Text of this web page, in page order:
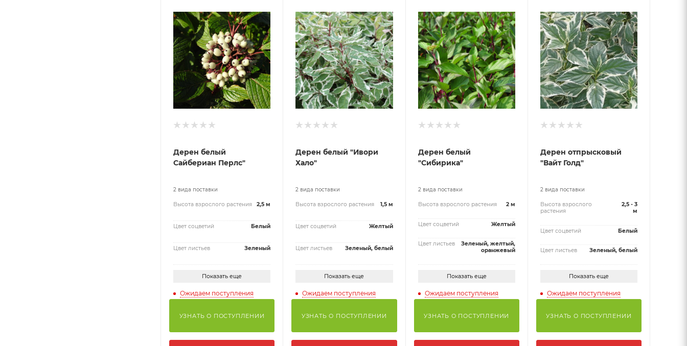
Дерен белый
Сайбериан Перлс"
2 вида поставки
Высота взрослого растения 2,5 м
Цвет соцветий Белый
Цвет листьев Зеленый
Показать еще
Ожидаем поступления
УЗНАТЬ О ПОСТУПЛЕНИИ
Дерен белый "Ивори
Хало"
2 вида поставки
Высота взрослого растения 1,5 м
Цвет соцветий Желтый
Цвет листьев Зеленый, белый
Показать еще
Ожидаем поступления
УЗНАТЬ О ПОСТУПЛЕНИИ
Дерен белый
"Сибирика"
2 вида поставки
Высота взрослого растения 2 м
Цвет соцветий Желтый
Цвет листьев
Зеленый, желтый,
оранжевый
Показать еще
Ожидаем поступления
УЗНАТЬ О ПОСТУПЛЕНИИ
Дерен отпрысковый
"Вайт Голд"
2 вида поставки
Высота взрослого
растения
2,5 - 3
м
Цвет соцветий Белый
Цвет листьев Зеленый, белый
Показать еще
Ожидаем поступления
УЗНАТЬ О ПОСТУПЛЕНИИ